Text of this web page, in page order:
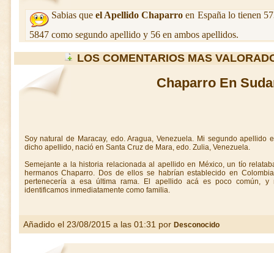
Sabias queel Apellido Chaparro en España lo tienen
5847 como segundo apellido y 56 en ambos apellidos.
LOS COMENTARIOS MAS
Chaparro En
Soy natural de Maracay, edo. Aragua, Venezuela. Mi segundo apellido
dicho apellido, nació en Santa Cruz de Mara, edo. Zulia, Venezuela.
Semejante a la historia relacionada al apellido en México, un tío
hermanos Chaparro. Dos de ellos se habrían establecido en
pertenecería a esa última rama. El apellido acá es poco común, y
identificamos inmediatamente como familia.
Añadido el 23/08/2015 a las 01:31 por Desconocido